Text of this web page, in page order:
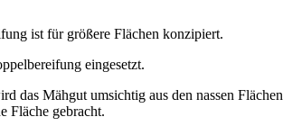
ist für größere Flächen konzipiert.
eingesetzt.
das Mähgut umsichtig aus den nassen Flächen
Fläche gebracht.